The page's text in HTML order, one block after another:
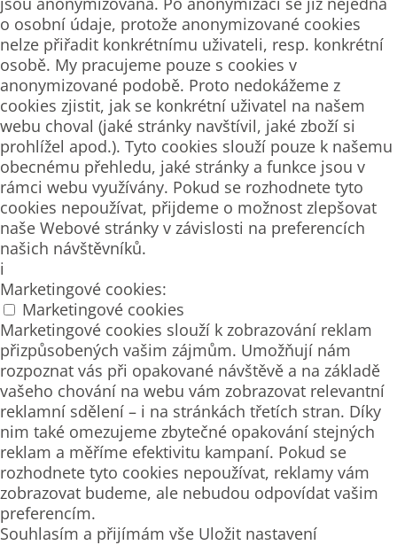
o osobní údaje, protože anonymizované cookies
nelze přiřadit konkrétnímu uživateli, resp. konkrétní
osobě. My pracujeme pouze s cookies v
anonymizované podobě. Proto nedokážeme z
cookies zjistit, jak se konkrétní uživatel na našem
webu choval (jaké stránky navštívil, jaké zboží si
prohlížel apod.). Tyto cookies slouží pouze k našemu
obecnému přehledu, jaké stránky a funkce jsou v
rámci webu využívány. Pokud se rozhodnete tyto
cookies nepoužívat, přijdeme o možnost zlepšovat
naše Webové stránky v závislosti na preferencích
našich návštěvníků.
i
Marketingové cookies:
Marketingové cookies
Marketingové cookies slouží k zobrazování reklam
přizpůsobených vašim zájmům. Umožňují nám
rozpoznat vás při opakované návštěvě a na základě
vašeho chování na webu vám zobrazovat relevantní
reklamní sdělení – i na stránkách třetích stran. Díky
nim také omezujeme zbytečné opakování stejných
reklam a měříme efektivitu kampaní. Pokud se
rozhodnete tyto cookies nepoužívat, reklamy vám
zobrazovat budeme, ale nebudou odpovídat vašim
preferencím.
Souhlasím a přijímám vše Uložit nastavení